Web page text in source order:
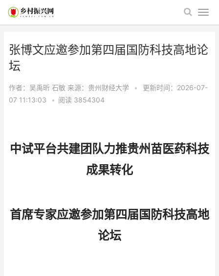
张博文应邀参加第四届国防科技高地论
坛
作者：吴禹昕 石敏 来源：贵州财经大学 •
更新时间：2026-07-
07 11:13:03
• 阅读 3854304
中试平台共建团队力推贵州苗医药科技
成果转化
首席专家应邀参加第四届国防科技高地
论坛